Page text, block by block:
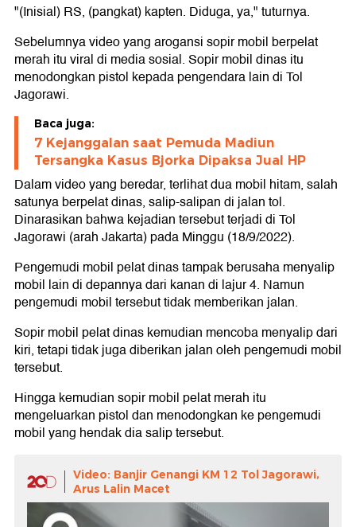
"(Inisial) RS, (pangkat) kapten. Diduga, ya," tuturnya.
Sebelumnya video yang arogansi sopir mobil berpelat
merah itu viral di media sosial. Sopir mobil dinas itu
menodongkan pistol kepada pengendara lain di Tol
Jagorawi.
Baca juga:
7 Kejanggalan saat Pemuda Madiun
Tersangka Kasus Bjorka Dipaksa Jual HP
Dalam video yang beredar, terlihat dua mobil hitam, salah
satunya berpelat dinas, salip-salipan di jalan tol.
Dinarasikan bahwa kejadian tersebut terjadi di Tol
Jagorawi (arah Jakarta) pada Minggu (18/9/2022).
Pengemudi mobil pelat dinas tampak berusaha menyalip
mobil lain di depannya dari kanan di lajur 4. Namun
pengemudi mobil tersebut tidak memberikan jalan.
Sopir mobil pelat dinas kemudian mencoba menyalip dari
kiri, tetapi tidak juga diberikan jalan oleh pengemudi mobil
tersebut.
Hingga kemudian sopir mobil pelat merah itu
mengeluarkan pistol dan menodongkan ke pengemudi
mobil yang hendak dia salip tersebut.
Video: Banjir Genangi KM 12 Tol Jagorawi,
Arus Lalin Macet